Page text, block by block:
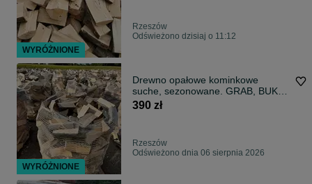
Rzeszów
Odświeżono dzisiaj o 11:12
Drewno opałowe kominkowe
suche, sezonowane. GRAB, BUK.
Rzeszów
390 zł
Rzeszów
Odświeżono dnia 06 sierpnia 2026
WYRÓŻNIONE
WYRÓŻNIONE